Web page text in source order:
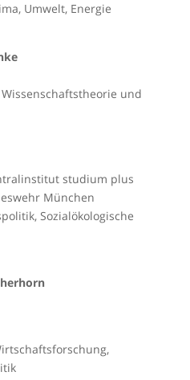
Umwelt, Energie
und
studium plus
München
Sozialökologische